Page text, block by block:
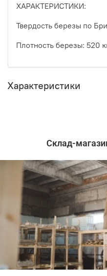
ХАРАКТЕРИСТИКИ:
Твердость березы по
Плотность березы: 520
Характеристики
Склад-